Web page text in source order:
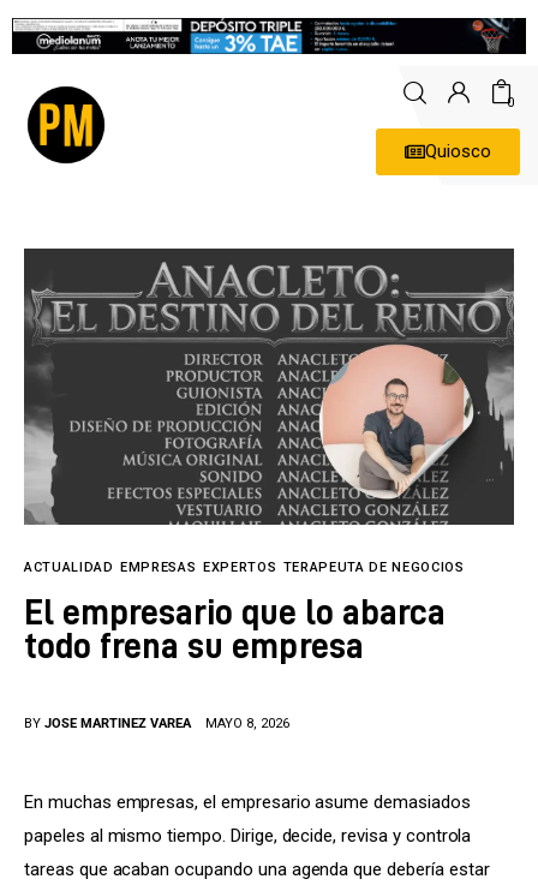
0
Quiosco
Economía
Empresas
Entrevistas
LifeStyle
Directorio
ACTUALIDAD EMPRESAS EXPERTOS TERAPEUTA DE NEGOCIOS
El empresario que lo abarca
todo frena su empresa
BY JOSE MARTINEZ VAREA MAYO 8, 2026
En muchas empresas, el empresario asume demasiados
papeles al mismo tiempo. Dirige, decide, revisa y controla
tareas que acaban ocupando una agenda que debería estar